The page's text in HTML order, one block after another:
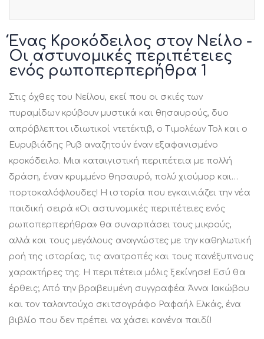
στην
αρχή
της
συλλογής
Ένας Κροκόδειλος στον Νείλο -
Οι αστυνομικές περιπέτειες
ενός ρωποπερπερήθρα 1
Στις όχθες του Νείλου, εκεί που οι σκιές των
πυραμίδων κρύβουν μυστικά και θησαυρούς, δυο
απρόβλεπτοι ιδιωτικοί ντετέκτιβ, ο Τιμολέων Τολ και ο
Ευρυβιάδης Ρυβ αναζητούν έναν εξαφανισμένο
κροκόδειλο. Μια καταιγιστική περιπέτεια με πολλή
δράση, έναν κρυμμένο θησαυρό, πολύ χιούμορ και…
πορτοκαλόφλουδες! Η ιστορία που εγκαινιάζει την νέα
παιδική σειρά «Οι αστυνομικές περιπέτειες ενός
ρωποπερπερήθρα» θα συναρπάσει τους μικρούς,
αλλά και τους μεγάλους αναγνώστες με την καθηλωτική
ροή της ιστορίας, τις ανατροπές και τους πανέξυπνους
χαρακτήρες της. Η περιπέτεια μόλις ξεκίνησε! Εσύ θα
έρθεις; Από την βραβευμένη συγγραφέα Άννα Ιακώβου
και τον ταλαντούχο σκιτσογράφο Ραφαήλ Ελκάς, ένα
βιβλίο που δεν πρέπει να χάσει κανένα παιδί!